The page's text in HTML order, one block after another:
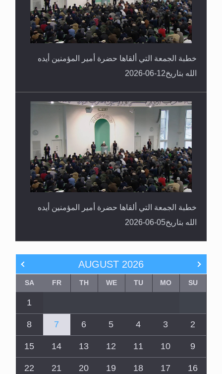
خطبة الجمعة التي ألقاها حضرة أمير المؤمنين أيده
الله بتاريخ12-06-2026
خطبة الجمعة التي ألقاها حضرة أمير المؤمنين أيده
الله بتاريخ05-06-2026
AUGUST 2026
SU
MO
TU
WE
TH
FR
SA
1
2
3
4
5
6
7
8
9
10
11
12
13
14
15
16
17
18
19
20
21
22